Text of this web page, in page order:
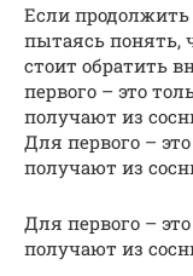
Если продолжить
пытаясь понять,
стоит обратить
первого – это
получают из
Для первого –
получают из
Для первого –
получают из